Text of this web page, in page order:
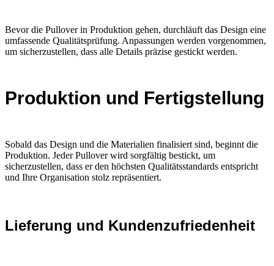
Bevor die Pullover in Produktion gehen, durchläuft das Design eine
umfassende Qualitätsprüfung. Anpassungen werden vorgenommen,
um sicherzustellen, dass alle Details präzise gestickt werden.
Produktion und Fertigstellung
Sobald das Design und die Materialien finalisiert sind, beginnt die
Produktion. Jeder Pullover wird sorgfältig bestickt, um
sicherzustellen, dass er den höchsten Qualitätsstandards entspricht
und Ihre Organisation stolz repräsentiert.
Lieferung und Kundenzufriedenheit